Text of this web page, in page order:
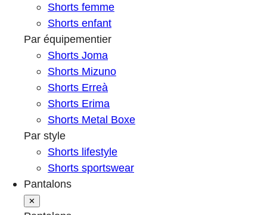
Shorts femme
Shorts enfant
Par équipementier
Shorts Joma
Shorts Mizuno
Shorts Erreà
Shorts Erima
Shorts Metal Boxe
Par style
Shorts lifestyle
Shorts sportswear
Pantalons
✕